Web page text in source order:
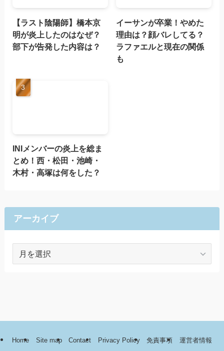
【ラスト陰陽師】橋本京
明が炎上したのはなぜ？
部下が告発した内容は？
イーサンが卒業！やめた
理由は？顔バレしてる？
ラファエルと現在の関係
も
INIメンバーの炎上を総ま
とめ！西・松田・池崎・
木村・高塚は何をした？
アーカイブ
Home Site map Contact Privacy Policy 免責事項 運営者情報